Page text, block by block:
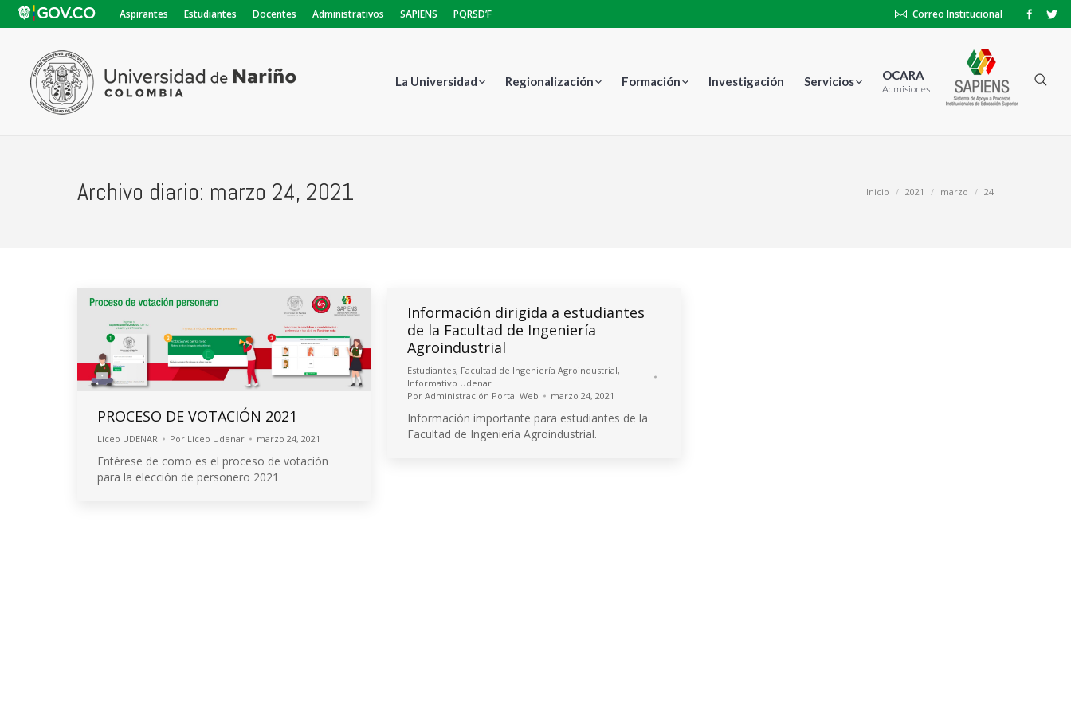
Aspirantes Estudiantes Docentes Administrativos SAPIENS PQRSD’F Correo Institucional
La Universidad Regionalización Formación Investigación Servicios OCARA
Admisiones
Archivo diario: marzo 24, 2021 Inicio 2021 marzo 24
PROCESO DE VOTACIÓN 2021
Liceo UDENAR Por Liceo Udenar marzo 24, 2021
Entérese de como es el proceso de votación
para la elección de personero 2021
Información dirigida a estudiantes
de la Facultad de Ingeniería
Agroindustrial
Estudiantes, Facultad de Ingeniería Agroindustrial,
Informativo Udenar
Por Administración Portal Web marzo 24, 2021
Información importante para estudiantes de la
Facultad de Ingeniería Agroindustrial.